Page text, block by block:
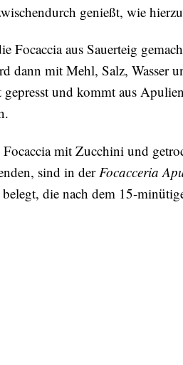
genießt, wie
Focaccia aus Sauerteig
dann mit Mehl, Salz, Wasser
und kommt aus
mit Zucchini und
sind in derFocacceria
die nach dem 15-